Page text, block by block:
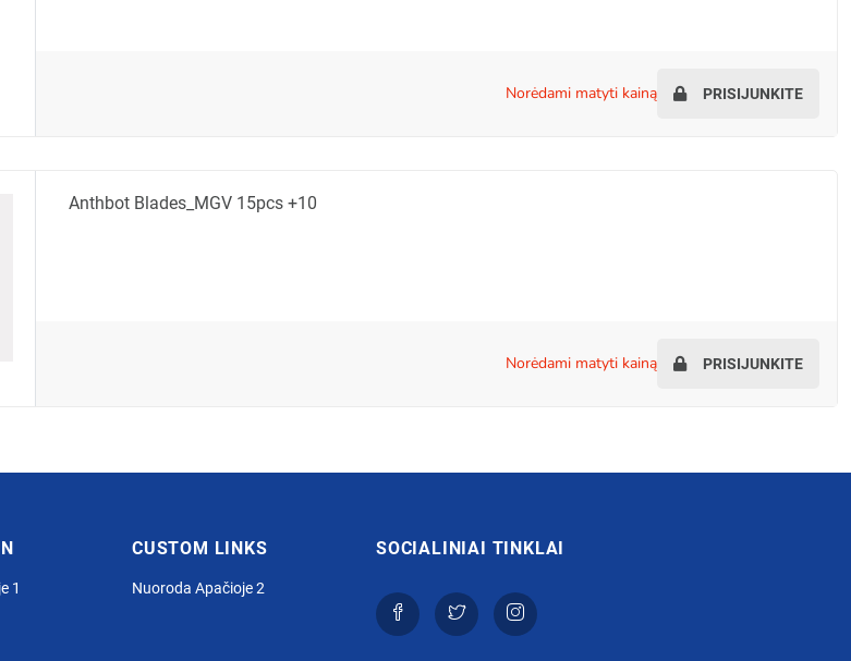
norėdami matyti kainą PRISIJUNKITE
Anthbot Blades_MGV 15pcs +10
norėdami matyti kainą PRISIJUNKITE
1
CUSTOM LINKS
Nuoroda Apačioje 2
SOCIALINIAI TINKLAI